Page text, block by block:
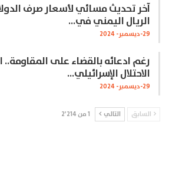
آخر تحديث مسائي لأسعار صرف
الريال اليمني في…
29-ديسمبر- 2024
رغم ادعائه بالقضاء على
الاحتلال الإسرائيلي…
29-ديسمبر- 2024
السابق التالي 1 من 2٬214